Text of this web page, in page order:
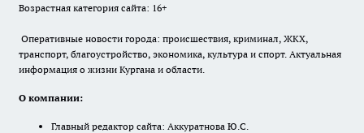
Возрастная категория сайта: 16+
Оперативные новости города: происшествия, криминал, ЖКХ,
транспорт, благоустройство, экономика, культура и спорт. Актуальная
информация о жизни Кургана и области.
О компании:
Главный редактор сайта: Аккуратнова Ю.С.